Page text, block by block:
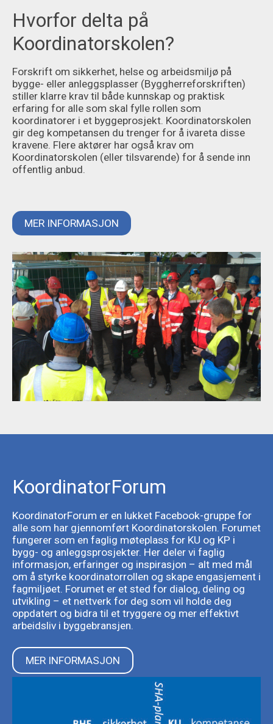
Hvorfor delta på
Koordinatorskolen?
Forskrift om sikkerhet, helse og arbeidsmiljø på
bygge- eller anleggsplasser (Byggherreforskriften)
stiller klarre krav til både kunnskap og praktisk
erfaring for alle som skal fylle rollen som
koordinatorer i et byggeprosjekt. Koordinatorskolen
gir deg kompetansen du trenger for å ivareta disse
kravene. Flere aktører har også krav om
Koordinatorskolen (eller tilsvarende) for å sende inn
offentlig anbud.
MER INFORMASJON
KoordinatorForum
KoordinatorForum er en lukket Facebook-gruppe for
alle som har gjennomført Koordinatorskolen. Forumet
fungerer som en faglig møteplass for KU og KP i
bygg- og anleggsprosjekter. Her deler vi faglig
informasjon, erfaringer og inspirasjon – alt med mål
om å styrke koordinatorrollen og skape engasjement i
fagmiljøet. Forumet er et sted for dialog, deling og
utvikling – et nettverk for deg som vil holde deg
oppdatert og bidra til et tryggere og mer effektivt
arbeidsliv i byggebransjen.
MER INFORMASJON